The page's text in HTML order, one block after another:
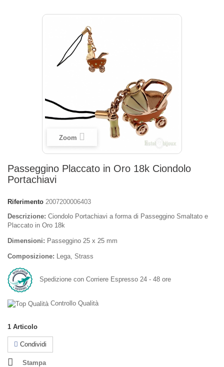
Zoom
Passeggino Placcato in Oro 18k Ciondolo
Portachiavi
Riferimento 2007200006403
Descrizione: Ciondolo Portachiavi a forma di Passeggino Smaltato e
Placcato in Oro 18k
Dimensioni: Passeggino 25 x 25 mm
Composizione: Lega, Strass
Spedizione con Corriere Espresso 24 - 48 ore
Controllo Qualità
1 Articolo
Condividi
Stampa